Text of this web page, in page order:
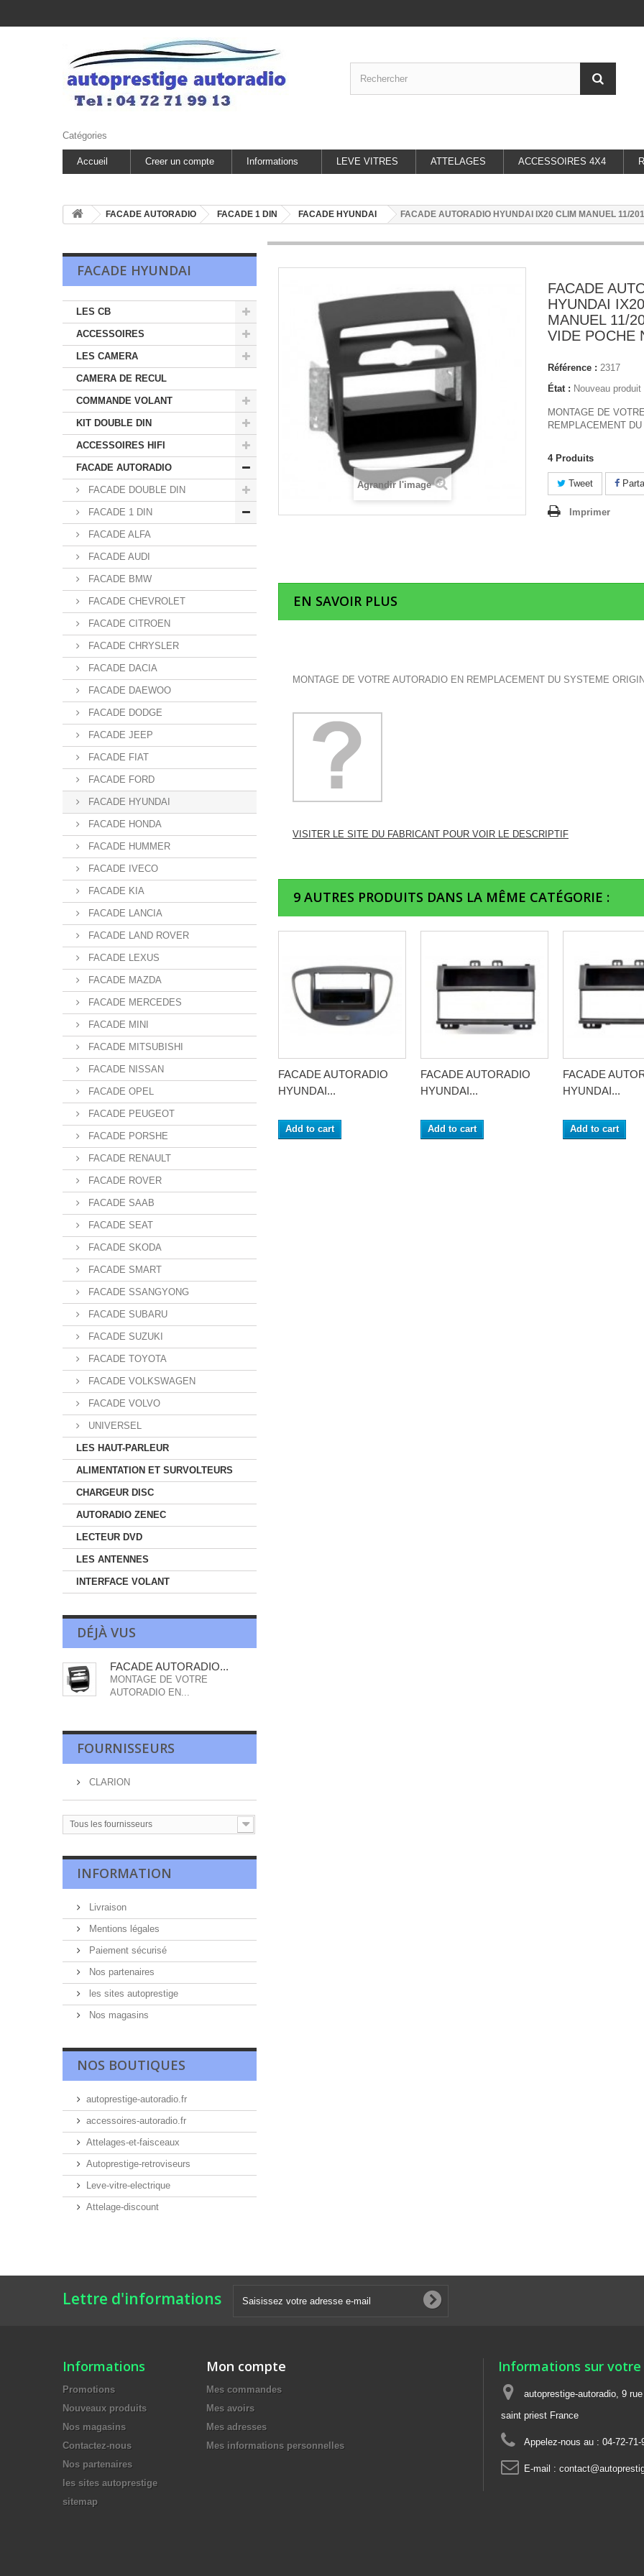
Catégories
Accueil Creer un compte Informations LEVE VITRES ATTELAGES ACCESSOIRES 4X4
FACADE AUTORADIO FACADE 1 DIN FACADE HYUNDAI FACADE AUTORADIO HYUNDAI IX20 CLIM MANUEL 11/
FACADE HYUNDAI
LES CB
ACCESSOIRES
LES CAMERA
CAMERA DE RECUL
COMMANDE VOLANT
KIT DOUBLE DIN
ACCESSOIRES HIFI
FACADE AUTORADIO
FACADE DOUBLE DIN
FACADE 1 DIN
FACADE ALFA
FACADE AUDI
FACADE BMW
FACADE CHEVROLET
FACADE CITROEN
FACADE CHRYSLER
FACADE DACIA
FACADE DAEWOO
FACADE DODGE
FACADE JEEP
FACADE FIAT
FACADE FORD
FACADE HYUNDAI
FACADE HONDA
FACADE HUMMER
FACADE IVECO
FACADE KIA
FACADE LANCIA
FACADE LAND ROVER
FACADE LEXUS
FACADE MAZDA
FACADE MERCEDES
FACADE MINI
FACADE MITSUBISHI
FACADE NISSAN
FACADE OPEL
FACADE PEUGEOT
FACADE PORSHE
FACADE RENAULT
FACADE ROVER
FACADE SAAB
FACADE SEAT
FACADE SKODA
FACADE SMART
FACADE SSANGYONG
FACADE SUBARU
FACADE SUZUKI
FACADE TOYOTA
FACADE VOLKSWAGEN
FACADE VOLVO
UNIVERSEL
LES HAUT-PARLEUR
ALIMENTATION ET SURVOLTEURS
CHARGEUR DISC
AUTORADIO ZENEC
LECTEUR DVD
LES ANTENNES
INTERFACE VOLANT
DÉJÀ VUS
FACADE AUTORADIO...
MONTAGE DE VOTRE
AUTORADIO EN...
FOURNISSEURS
CLARION
Tous les fournisseurs
INFORMATION
Livraison
Mentions légales
Paiement sécurisé
Nos partenaires
les sites autoprestige
Nos magasins
NOS BOUTIQUES
autoprestige-autoradio.fr
accessoires-autoradio.fr
Attelages-et-faisceaux
Autoprestige-retroviseurs
Leve-vitre-electrique
Attelage-discount
Agrandir l'image
FACADE
HYUNDAI
MANUEL 11/
VIDE POCHE
Référence : 2317
État : Nouveau produit
MONTAGE DE
REMPLACEMENT
4 Produits
Tweet
Imprimer
EN SAVOIR PLUS
MONTAGE DE VOTRE AUTORADIO EN REMPLACEMENT DU SYSTEME
VISITER LE SITE DU FABRICANT POUR VOIR LE DESCRIPTIF
9 AUTRES PRODUITS DANS LA MÊME CATÉGORIE :
FACADE AUTORADIO
HYUNDAI...
Add to cart
FACADE AUTORADIO
HYUNDAI...
Add to cart
FACADE
HYUNDAI...
Add to cart
Lettre d'informations
Informations
Promotions
Nouveaux produits
Nos magasins
Contactez-nous
Nos partenaires
les sites autoprestige
sitemap
Mon compte
Mes commandes
Mes avoirs
Mes adresses
Mes informations personnelles
Informations sur
autoprestige-autoradio, 9
saint priest France
Appelez-nous au : 04-72-71-
E-mail :